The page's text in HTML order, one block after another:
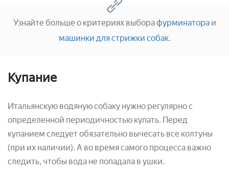
Узнайте больше о критериях выборафурминатора и
машинки для стрижки собак.
Купание
Итальянскую водяную собаку нужно регулярно с
определенной периодичностью купать. Перед
купанием следует обязательно вычесать все колтуны
(при их наличии). А во время самого процесса важно
следить, чтобы вода не попадала в ушки.